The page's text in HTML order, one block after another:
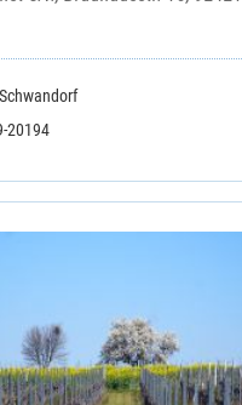
Schwandorf
20194